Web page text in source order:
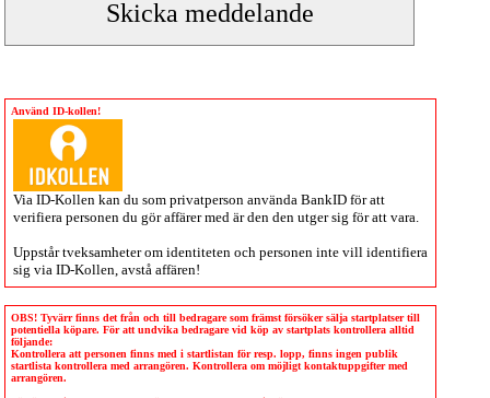
Använd ID-kollen!
Via ID-Kollen kan du som privatperson använda BankID för att
verifiera personen du gör affärer med är den den utger sig för att vara.
Uppstår tveksamheter om identiteten och personen inte vill identifiera
sig via ID-Kollen , avstå affären!
OBS! Tyvärr finns det från och till bedragare som främst försöker sälja startplatser till
potentiella köpare. För att undvika bedragare vid köp av startplats kontrollera alltid
följande:
Kontrollera att personen finns med i startlistan för resp. lopp, finns ingen publik
startlista kontrollera med arrangören. Kontrollera om möjligt kontaktuppgifter med
arrangören.